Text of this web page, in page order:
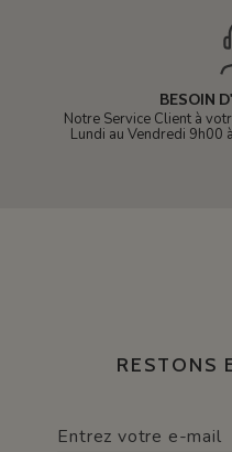
BESOIN
Notre Service Client à
Lundi au Vendredi 9h00
RESTONS